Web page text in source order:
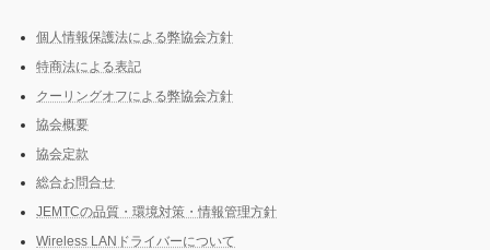
個人情報保護法による弊協会方針
特商法による表記
クーリングオフによる弊協会方針
協会概要
協会定款
総合お問合せ
JEMTCの品質・環境対策・情報管理方針
Wireless LANドライバーについて